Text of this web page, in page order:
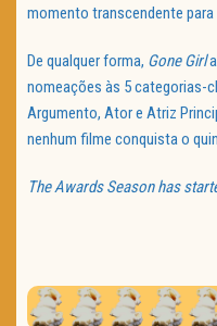
momento transcendente para
De qualquer forma, Gone Girl
nomeações às 5 categorias-
Argumento, Ator e Atriz
nenhum filme conquista o
The Awards Season has